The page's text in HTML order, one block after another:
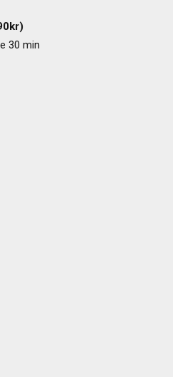
kr)
30 min